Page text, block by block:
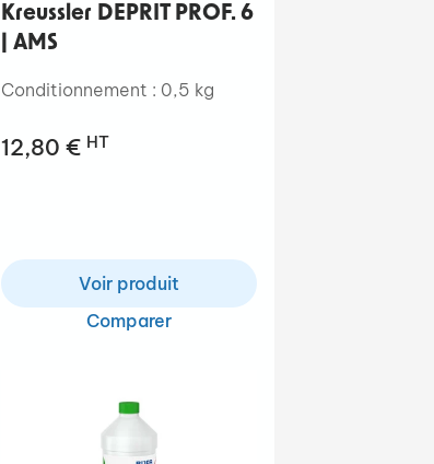
Kreussler DEPRIT PROF. 6
| AMS
Conditionnement : 0,5 kg
12,80 € HT
Voir produit
Comparer